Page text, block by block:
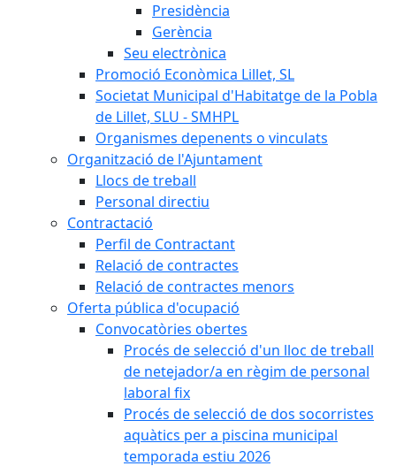
Presidència
Gerència
Seu electrònica
Promoció Econòmica Lillet, SL
Societat Municipal d'Habitatge de la Pobla
de Lillet, SLU - SMHPL
Organismes depenents o vinculats
Organització de l'Ajuntament
Llocs de treball
Personal directiu
Contractació
Perfil de Contractant
Relació de contractes
Relació de contractes menors
Oferta pública d'ocupació
Convocatòries obertes
Procés de selecció d'un lloc de treball
de netejador/a en règim de personal
laboral fix
Procés de selecció de dos socorristes
aquàtics per a piscina municipal
temporada estiu 2026